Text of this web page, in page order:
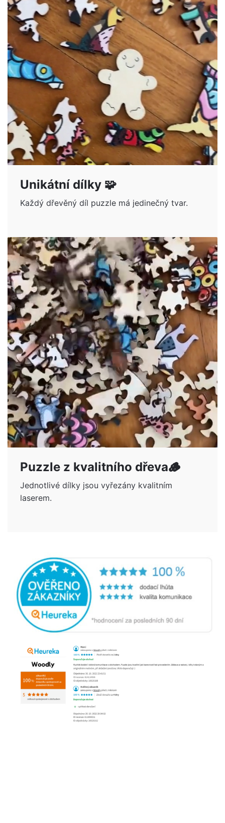
Unikátní dílky 🧩
Každý dřevěný díl puzzle má jedinečný tvar.
Puzzle z kvalitního dřeva🪵
Jednotlivé dílky jsou vyřezány kvalitním
laserem.